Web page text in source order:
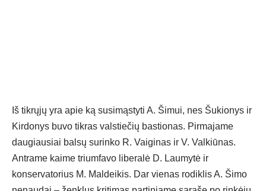
Iš tikrųjų yra apie ką susimąstyti A. Šimui, nes Šukionys ir
Kirdonys buvo tikras valstiečių bastionas. Pirmajame
daugiausiai balsų surinko R. Vaiginas ir V. Valkiūnas.
Antrame kaime triumfavo liberalė D. Laumytė ir
konservatorius M. Maldeikis. Dar vienas rodiklis A. Šimo